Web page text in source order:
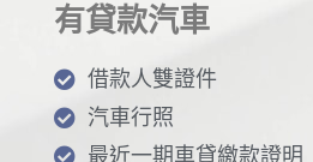
有貸款汽車
借款人雙證件
汽車行照
最近一期車貸繳款證明